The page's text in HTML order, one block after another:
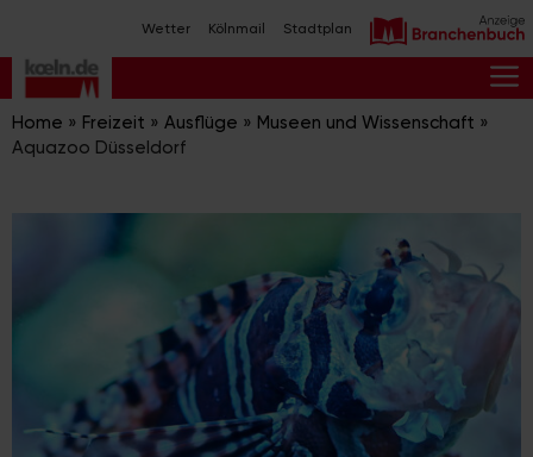
Inhalt
springen
Wetter Kölnmail Stadtplan
Home » Freizeit » Ausflüge » Museen und Wissenschaft »
Aquazoo Düsseldorf